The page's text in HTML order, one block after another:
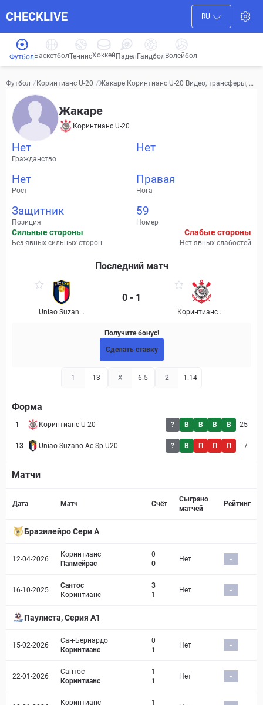
CHECKLIVE RU
Футбол БаскетболТеннисХоккей ПаделГандбол Волейбол
Футбол / Коринтианс U-20 /Жакаре Коринтианс U-20 Видео, трансферы, ст
Жакаре
Коринтианс U-20
Нет
Гражданство
Нет
Нет
Рост
Правая
Нога
Защитник
Позиция
59
Номер
Сильные стороны
Без явных сильных сторон
Слабые стороны
Нет явных слабостей
Последний матч
Uniao Suzan...
0 - 1
Коринтианс ...
Получите бонус!
Сделать ставку
1 13 X 6.5 2 1.14
Форма
1 Коринтианс U-20 ? В В В В 25
13 Uniao Suzano Ac Sp U20 ? В П П П 7
Матчи
Дата Матч Счёт
Сыграно
матчей
Рейтинг
Бразилейро Сери A
12-04-2026
Коринтианс
Палмейрас
0
0
Нет -
16-10-2025
Сантос
Коринтианс
3
1
Нет -
Паулиста, Серия А1
15-02-2026
Сан-Бернардо
Коринтианс
0
1
Нет -
22-01-2026
Сантос
Коринтианс
1
1
Нет -
Коринтианс
1